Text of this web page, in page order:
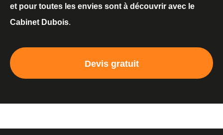
et pour toutes les envies sont à découvrir avec le
Cabinet Dubois.
Devis gratuit